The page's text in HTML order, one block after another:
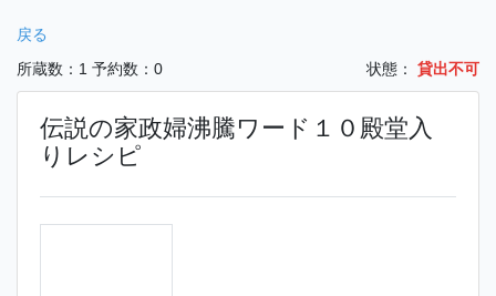
戻る
所蔵数：1 予約数：0 状態： 貸出不可
伝説の家政婦沸騰ワード１０殿堂入
りレシピ